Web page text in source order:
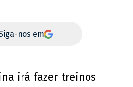
nos em
irá fazer treinos